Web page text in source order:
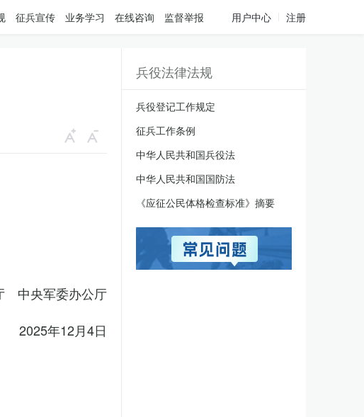
征兵宣传 业务学习 在线咨询 监督举报 用户中心 注册
中央军委办公厅
2025年12月4日
兵役法律法规
兵役登记工作规定
征兵工作条例
中华人民共和国兵役法
中华人民共和国国防法
《应征公民体格检查标准》摘要